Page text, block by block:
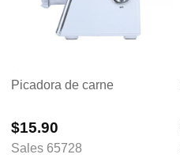
Picadora de carne
$15.90
Sales 65728